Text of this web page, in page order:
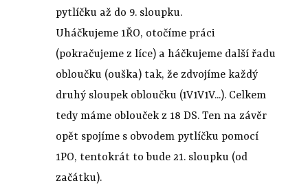
pytlíčku až do 9. sloupku.
Uháčkujeme 1ŘO, otočíme práci
(pokračujeme z líce) a háčkujeme další řadu
obloučku (ouška) tak, že zdvojíme každý
druhý sloupek obloučku (1V1V1V...). Celkem
tedy máme oblouček z 18 DS. Ten na závěr
opět spojíme s obvodem pytlíčku pomocí
1PO, tentokrát to bude 21. sloupku (od
začátku).